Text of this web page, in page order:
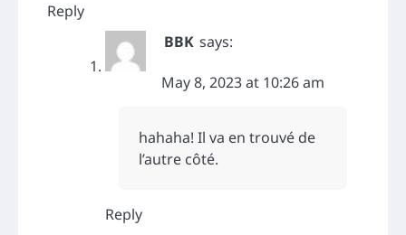
Reply
BBK says:
May 8, 2023 at 10:26 am
hahaha! Il va en trouvé de
l’autre côté.
Reply